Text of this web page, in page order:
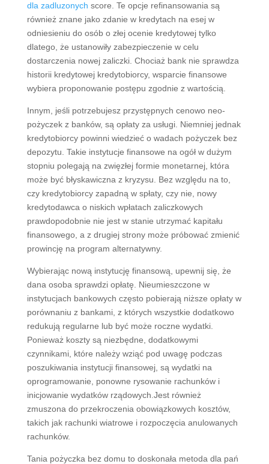
dla zadluzonych score. Te opcje refinansowania są
również znane jako zdanie w kredytach na esej w
odniesieniu do osób o złej ocenie kredytowej tylko
dlatego, że ustanowiły zabezpieczenie w celu
dostarczenia nowej zaliczki. Chociaż bank nie sprawdza
historii kredytowej kredytobiorcy, wsparcie finansowe
wybiera proponowanie postępu zgodnie z wartością.
Innym, jeśli potrzebujesz przystępnych cenowo neo-
pożyczek z banków, są opłaty za usługi. Niemniej jednak
kredytobiorcy powinni wiedzieć o wadach pożyczek bez
depozytu. Takie instytucje finansowe na ogół w dużym
stopniu polegają na zwięzłej formie monetarnej, która
może być błyskawiczna z kryzysu. Bez względu na to,
czy kredytobiorcy zapadną w spłaty, czy nie, nowy
kredytodawca o niskich wpłatach zaliczkowych
prawdopodobnie nie jest w stanie utrzymać kapitału
finansowego, a z drugiej strony może próbować zmienić
prowincję na program alternatywny.
Wybierając nową instytucję finansową, upewnij się, że
dana osoba sprawdzi opłatę. Nieumieszczone w
instytucjach bankowych często pobierają niższe opłaty w
porównaniu z bankami, z których wszystkie dodatkowo
redukują regularne lub być może roczne wydatki.
Ponieważ koszty są niezbędne, dodatkowymi
czynnikami, które należy wziąć pod uwagę podczas
poszukiwania instytucji finansowej, są wydatki na
oprogramowanie, ponowne rysowanie rachunków i
inicjowanie wydatków rządowych.Jest również
zmuszona do przekroczenia obowiązkowych kosztów,
takich jak rachunki wiatrowe i rozpoczęcia anulowanych
rachunków.
Tania pożyczka bez domu to doskonała metoda dla pań